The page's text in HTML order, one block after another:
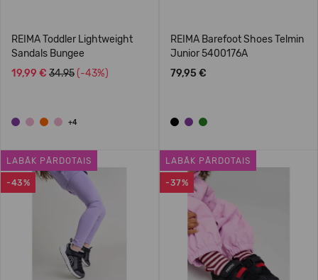
REIMA Toddler Lightweight
Sandals Bungee
19,99 € 34.95 (-43%)
+4
REIMA Barefoot Shoes Telmin
Junior 5400176A
79,95 €
-43%
LABĀK PĀRDOTAIS
-37%
LABĀK PĀRDOTAIS